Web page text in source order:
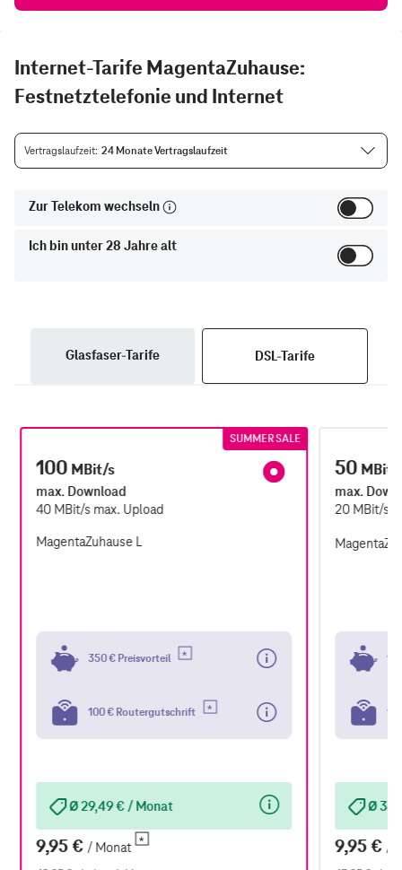
Internet-Tarife MagentaZuhause:
Festnetztelefonie und Internet
Vertragslaufzeit 24 Monate Vertragslaufzeit
Zur Telekom wechseln
Ich bin unter 28 Jahre alt
Glasfaser-Tarife DSL-Tarife
100 MBit/s
max. Download
40 MBit/s max. Upload
SUMMER SALE
MagentaZuhause L
350 € Preisvorteil
100 € Routergutschrift
9,95 € / Monat
Ø 29,49 € / Monat
50 MBit/
max.
20 MBit/s
9,95 € /
Ø